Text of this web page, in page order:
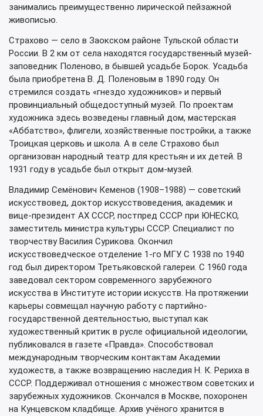
занимались преимущественно лирической пейзажной
живописью.
Страхово — село в Заокском районе Тульской области
России. В 2 км от села находятся государственный музей-
заповедник Поленово, в бывшей усадьбе Борок. Усадьба
была приобретена В. Д. Поленовым в 1890 году. Он
стремился создать «гнездо художников» и первый
провинциальный общедоступный музей. По проектам
художника здесь возведены главный дом, мастерская
«Аббатство», флигели, хозяйственные постройки, а также
Троицкая церковь и школа. А в селе Страхово был
организован народный театр для крестьян и их детей. В
1931 году в усадьбе был открыт дом-музей.
Владимир Семёнович Кеменов (1908–1988) — советский
искусствовед, доктор искусствоведения, академик и
вице-президент АХ СССР, постпред СССР при ЮНЕСКО,
заместитель министра культуры СССР. Специалист по
творчеству Василия Сурикова. Окончил
искусствоведческое отделение 1-го МГУ. С 1938 по 1940
год был директором Третьяковской галереи. С 1960 года
заведовал сектором современного зарубежного
искусства в Институте истории искусств. На протяжении
карьеры совмещал научную работу с партийно-
государственной деятельностью, выступал как
художественный критик в русле официальной идеологии,
публиковался в газете «Правда». Способствовал
международным творческим контактам Академии
художеств, а также возвращению наследия Н. К. Рериха в
СССР. Поддерживал отношения с множеством советских и
зарубежных художников. Скончался в Москве, похоронен
на Кунцевском кладбище. Архив учёного хранится в